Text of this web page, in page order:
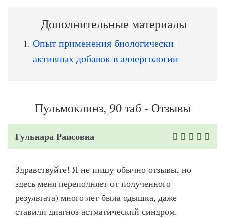
Дополнительные материалы
Опыт применения биологически
активных добавок в аллергологии
Пульмоклинз, 90 таб - Отзывы
Гульнара Раисовна
Здравствуйте! Я не пишу обычно отзывы, но
здесь меня переполняет от полученного
результата) много лет была одышка, даже
ставили диагноз астматический синдром.